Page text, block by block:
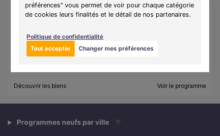
préférences" vous permet de voir pour chaque catégorie
de cookies leurs finalités et le détail de nos partenaires.
Politique de confidentialité
Tout accepter
Changer mes préférences
Découvrez Via Vigna à Saint-Vincent-de-Paul, appartements
neufs du T1 bis au T3, DPE A, avec extérieur, à 10 min de
Bordeaux au cœur d’un cadre verdoyant.
Découvrir les biens Voir le programme
Programmes neufs par ville